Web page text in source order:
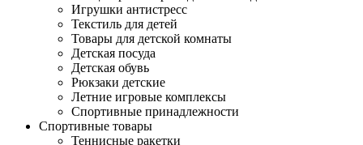
Игрушки антистресс
Текстиль для детей
Товары для детской комнаты
Детская посуда
Детская обувь
Рюкзаки детские
Летние игровые комплексы
Спортивные принадлежности
Спортивные товары
Теннисные ракетки